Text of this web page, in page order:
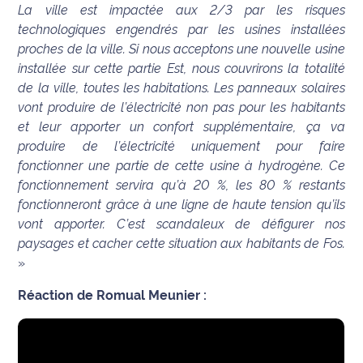
site maritima.fr
Archives
La ville est impactée aux 2/3 par les risques
technologiques engendrés par les usines installées
proches de la ville. Si nous acceptons une nouvelle usine
installée sur cette partie Est, nous couvrirons la totalité
de la ville, toutes les habitations. Les panneaux solaires
vont produire de l’électricité non pas pour les habitants
et leur apporter un confort supplémentaire, ça va
produire de l’électricité uniquement pour faire
fonctionner une partie de cette usine à hydrogène. Ce
fonctionnement servira qu’à 20 %, les 80 % restants
fonctionneront grâce à une ligne de haute tension qu’ils
vont apporter. C’est scandaleux de défigurer nos
paysages et cacher cette situation aux habitants de Fos.
»
Réaction de Romual Meunier :